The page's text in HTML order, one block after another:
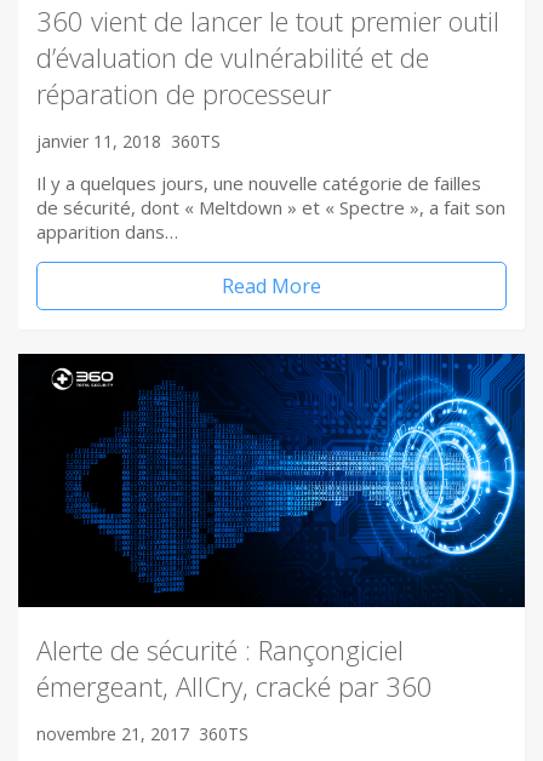
360 vient de lancer le tout premier outil
d’évaluation de vulnérabilité et de
réparation de processeur
janvier 11, 2018 360TS
Il y a quelques jours, une nouvelle catégorie de failles
de sécurité, dont « Meltdown » et « Spectre », a fait son
apparition dans…
Read More
Alerte de sécurité : Rançongiciel
émergeant, AllCry, cracké par 360
novembre 21, 2017 360TS